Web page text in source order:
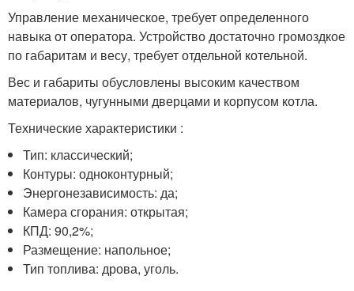
Управление механическое, требует определенного
навыка от оператора. Устройство достаточно громоздкое
по габаритам и весу, требует отдельной котельной.
Вес и габариты обусловлены высоким качеством
материалов, чугунными дверцами и корпусом котла.
Технические характеристики :
Тип: классический;
Контуры: одноконтурный;
Энергонезависимость: да;
Камера сгорания: открытая;
КПД: 90,2%;
Размещение: напольное;
Тип топлива: дрова, уголь.